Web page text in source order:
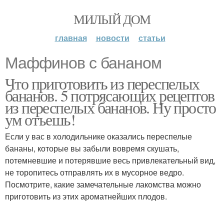
МИЛЫЙ ДОМ
главная новости статьи
Маффинов с бананом
Что приготовить из переспелых
бананов. 5 потрясающих рецептов
из переспелых бананов. Ну просто
ум отъешь!
Если у вас в холодильнике оказались переспелые
бананы, которые вы забыли вовремя скушать,
потемневшие и потерявшие весь привлекательный вид,
не торопитесь отправлять их в мусорное ведро.
Посмотрите, какие замечательные лакомства можно
приготовить из этих ароматнейших плодов.